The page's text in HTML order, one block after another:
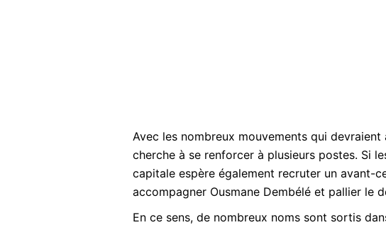
Avec les nombreux mouvements qui devraient
cherche à se renforcer à plusieurs postes. Si
capitale espère également recruter un avant-
accompagner Ousmane Dembélé et pallier le
En ce sens, de nombreux noms sont sortis